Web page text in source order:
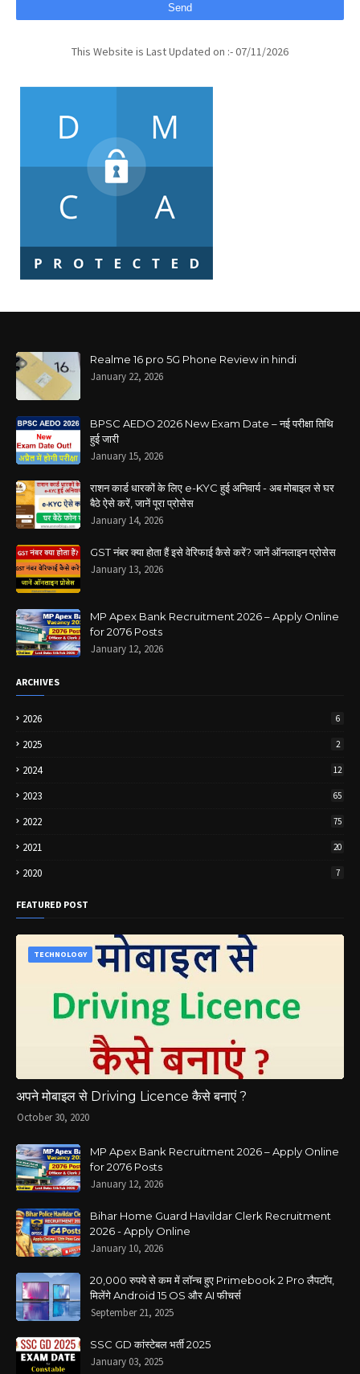
This Website is Last Updated on :- 07/11/2026
Realme 16 pro 5G Phone Review in hindi
January 22, 2026
BPSC AEDO 2026 New Exam Date – नई परीक्षा तिथि
हुई जारी
January 15, 2026
राशन कार्ड धारकों के लिए e-KYC हुई अनिवार्य - अब मोबाइल से घर
बैठे ऐसे करें, जानें पूरा प्रोसेस
January 14, 2026
GST नंबर क्या होता हैं इसे वेरिफाई कैसे करें? जानें ऑनलाइन प्रोसेस
January 13, 2026
MP Apex Bank Recruitment 2026 – Apply Online
for 2076 Posts
January 12, 2026
ARCHIVES
2026 6
2025 2
2024 12
2023 65
2022 75
2021 20
2020 7
FEATURED POST
TECHNOLOGY
अपने मोबाइल से Driving Licence कैसे बनाएं ?
October 30, 2020
MP Apex Bank Recruitment 2026 – Apply Online
for 2076 Posts
January 12, 2026
Bihar Home Guard Havildar Clerk Recruitment
2026 - Apply Online
January 10, 2026
20,000 रुपये से कम में लॉन्च हुए Primebook 2 Pro लैपटॉप,
मिलेंगे Android 15 OS और AI फीचर्स
September 21, 2025
SSC GD कांस्टेबल भर्ती 2025
January 03, 2025